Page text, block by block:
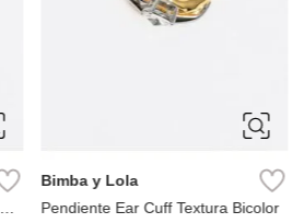
Bimba y Lola
Pendiente Ear Cuff Textura Bicolor